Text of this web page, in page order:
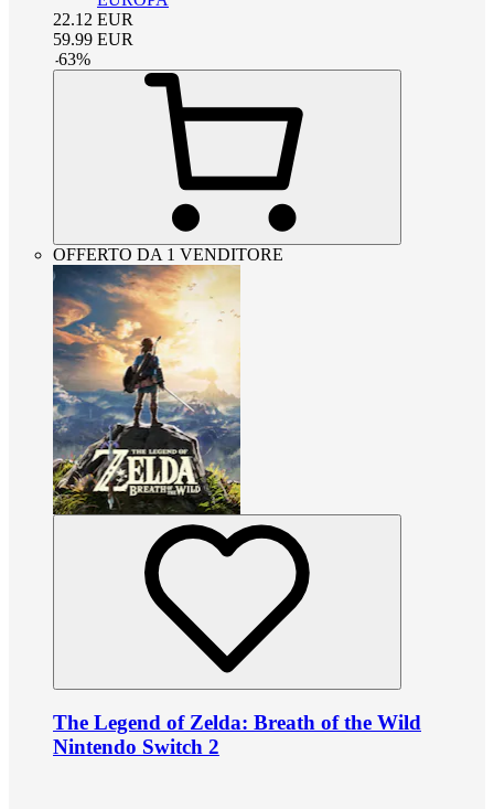
22.12 EUR
59.99 EUR
-63%
OFFERTO DA 1 VENDITORE
The Legend of Zelda: Breath of the Wild
Nintendo Switch 2